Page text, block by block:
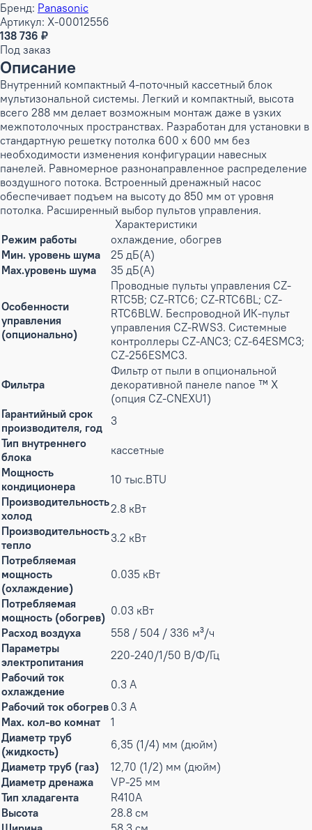
Бренд: Panasonic
Артикул: X-00012556
138 736 ₽
Под заказ
Описание
Внутренний компактный 4-поточный кассетный блок
мультизональной системы. Легкий и компактный, высота
всего 288 мм делает возможным монтаж даже в узких
межпотолочных пространствах. Разработан для установки в
стандартную решетку потолка 600 x 600 мм без
необходимости изменения конфигурации навесных
панелей. Равномерное разнонаправленное распределение
воздушного потока. Встроенный дренажный насос
обеспечивает подъем на высоту до 850 мм от уровня
потолка. Расширенный выбор пультов управления.
Характеристики
Режим работы
охлаждение, обогрев
Мин. уровень шума
25 дБ(А)
Max.уровень шума
35 дБ(А)
Особенности
управления
(опционально)
Проводные пульты управления CZ-
RTC5B; CZ-RTC6; CZ-RTC6BL; CZ-
RTC6BLW. Беспроводной ИК-пульт
управления CZ-RWS3. Системные
контроллеры CZ-ANC3; CZ-64ESMC3;
CZ-256ESMC3.
Фильтра
Фильтр от пыли в опциональной
декоративной панеле nanoe ™ X
(опция CZ-CNEXU1)
Гарантийный срок
производителя, год
3
Тип внутреннего
блока
кассетные
Мощность
кондиционера
10 тыс.BTU
Производительность
холод
2.8 кВт
Производительность
тепло
3.2 кВт
Потребляемая
мощность
(охлаждение)
0.035 кВт
Потребляемая
мощность (обогрев) 0.03 кВт
Расход воздуха
558 / 504 / 336 м³/ч
Параметры
электропитания
220-240/1/50 В/Ф/Гц
Рабочий ток
охлаждение
0.3 А
Рабочий ток обогрев 0.3 А
Max. кол-во комнат
1
Диаметр труб
(жидкость)
6,35 (1/4) мм (дюйм)
Диаметр труб (газ)
12,70 (1/2) мм (дюйм)
Диаметр дренажа
VP-25 мм
Тип хладагента
R410A
Высота
28.8 см